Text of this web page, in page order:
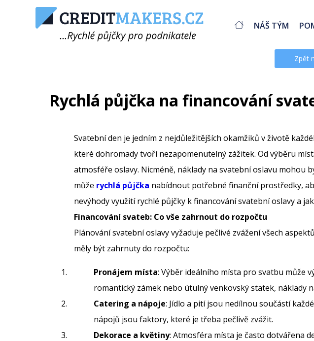
NÁŠ TÝM
Zpět
Rychlá půjčka na financování
Svatební den je jedním z nejdůležitějších okamžiků v životě
které dohromady tvoří nezapomenutelný zážitek. Od výběru
atmosféře oslavy. Nicméně, náklady na svatební oslavu mohou
může rychlá půjčka nabídnout potřebné finanční prostředky,
nevýhody využití rychlé půjčky k financování svatební oslavy a
Financování svateb: Co vše zahrnout do rozpočtu
Plánování svatební oslavy vyžaduje pečlivé zvážení všech
měly být zahrnuty do rozpočtu:
Pronájem místa: Výběr ideálního místa pro svatbu může
romantický zámek nebo útulný venkovský statek, náklady
Catering a nápoje: Jídlo a pití jsou nedílnou součástí
nápojů jsou faktory, které je třeba pečlivě zvážit.
Dekorace a květiny: Atmosféra místa je často dotvářena